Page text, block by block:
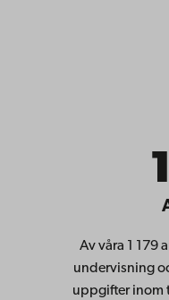
Av våra 1 179
undervisning
uppgifter inom